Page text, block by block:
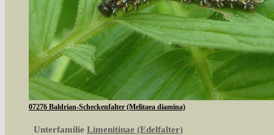
07276 Baldrian-Scheckenfalter (Melitaea diamina)
Unterfamilie Limenitinae (Edelfalter)